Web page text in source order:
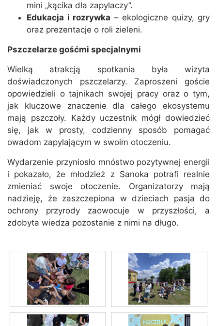
mini „kącika dla zapylaczy”.
Edukacja i rozrywka – ekologiczne quizy, gry
oraz prezentacje o roli zieleni.
Pszczelarze gośćmi specjalnymi
Wielką atrakcją spotkania była wizyta
doświadczonych pszczelarzy. Zaproszeni goście
opowiedzieli o tajnikach swojej pracy oraz o tym,
jak kluczowe znaczenie dla całego ekosystemu
mają pszczoły. Każdy uczestnik mógł dowiedzieć
się, jak w prosty, codzienny sposób pomagać
owadom zapylającym w swoim otoczeniu.
Wydarzenie przyniosło mnóstwo pozytywnej energii
i pokazało, że młodzież z Sanoka potrafi realnie
zmieniać swoje otoczenie. Organizatorzy mają
nadzieję, że zaszczepiona w dzieciach pasja do
ochrony przyrody zaowocuje w przyszłości, a
zdobyta wiedza pozostanie z nimi na długo.